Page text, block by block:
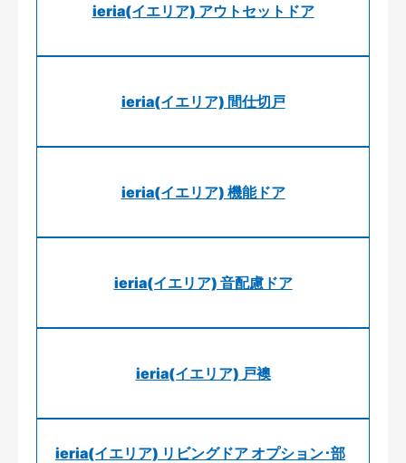
ieria(イエリア) アウトセットドア
ieria(イエリア) 間仕切戸
ieria(イエリア) 機能ドア
ieria(イエリア) 音配慮ドア
ieria(イエリア) 戸襖
ieria(イエリア) リビングドア オプション･部